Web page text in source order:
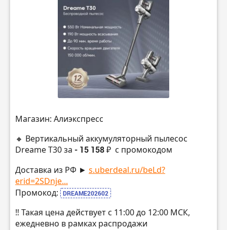
Магазин: Алиэкспресс
🔸 Вертикальный аккумуляторный пылесос
Dreame T30 за - 15 158 ₽ с промокодом
Доставка из РФ ► s.uberdeal.ru/beLd?
erid=2SDnje...
Промокод:
DREAME202602
‼️ Такая цена действует с 11:00 до 12:00 МСК,
ежедневно в рамках распродажи